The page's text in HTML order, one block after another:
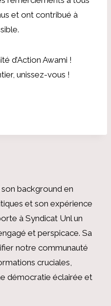
et ont contribué à
d’Action Awami !
unissez-vous !
background en
et son expérience
à Syndicat Unl un
et perspicace. Sa
notre communauté
cruciales,
démocratie éclairée et